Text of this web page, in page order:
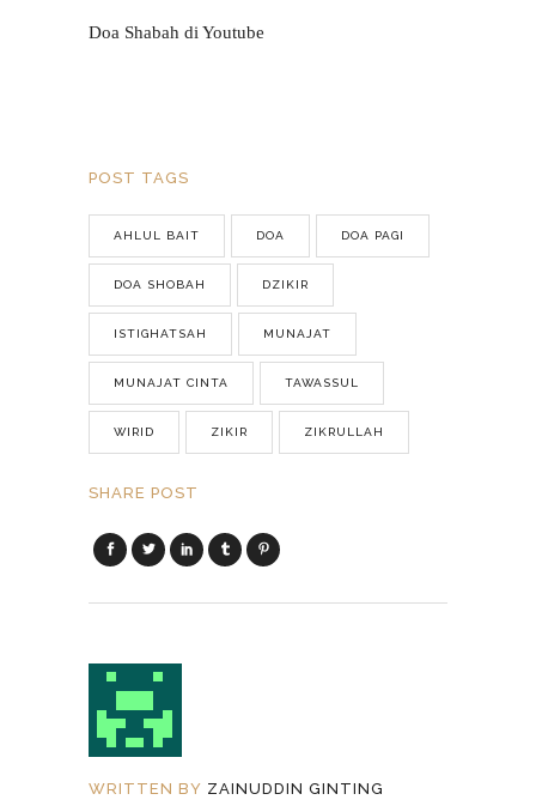
Doa Shabah di Youtube
POST TAGS
AHLUL BAIT DOA DOA PAGI
DOA SHOBAH DZIKIR
ISTIGHATSAH MUNAJAT
MUNAJAT CINTA TAWASSUL
WIRID ZIKIR ZIKRULLAH
SHARE POST
WRITTEN BY ZAINUDDIN GINTING